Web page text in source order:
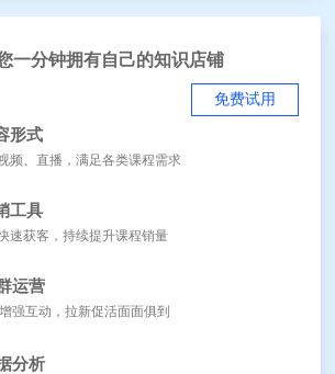
一分钟拥有自己的知识店铺
免费试用
形式
频、直播，满足各类课程需求
工具
速获客，持续提升课程销量
运营
强互动，拉新促活面面俱到
分析